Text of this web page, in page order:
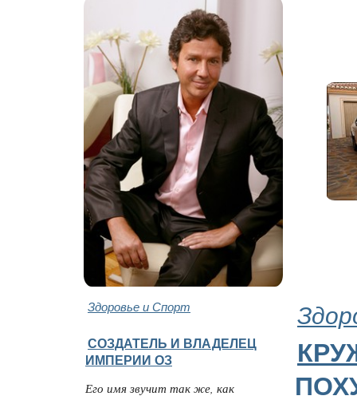
Здоровье и Спорт
СОЗДАТЕЛЬ И ВЛАДЕЛЕЦ
ИМПЕРИИ ОЗ
Его имя звучит так же, как